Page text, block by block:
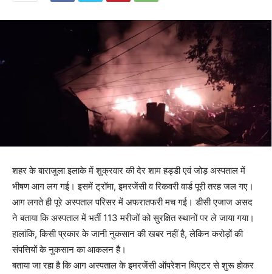
शहर के बाराजुला इलाके में शुक्रवार की देर शाम हड्डी एवं जोड़ अस्पताल में
भीषण आग लग गई। इसमें ट्रॉमा, इमरजेंसी व रिकवरी वार्ड पूरी तरह जल गए।
आग लगते ही पूरे अस्पताल परिसर में अफरातफरी मच गई। डीसी एजाज असद
ने बताया कि अस्पताल में भर्ती 113 मरीजों को सुरक्षित स्थानों पर ले जाया गया।
हालांकि, किसी प्रकार के जानी नुकसान की खबर नहीं है, लेकिन करोड़ों की
संपत्तियों के नुकसान का आकलन है।
बताया जा रहा है कि आग अस्पताल के इमरजेंसी ऑपरेशन थिएटर से शुरू होकर